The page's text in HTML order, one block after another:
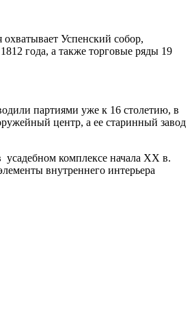
Успенский собор,
года, а также торговые ряды 19
партиями уже к 16 столетию, в
центр, а ее старинный завод
комплексе начала XX в.
внутреннего интерьера